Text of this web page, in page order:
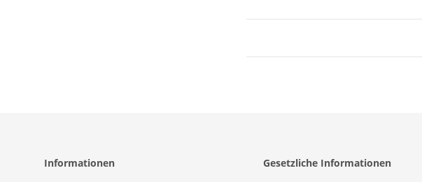
Informationen Gesetzliche Informationen